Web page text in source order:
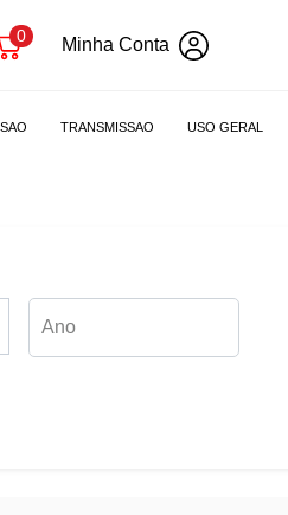
0 Minha Conta
TRANSMISSAO USO GERAL